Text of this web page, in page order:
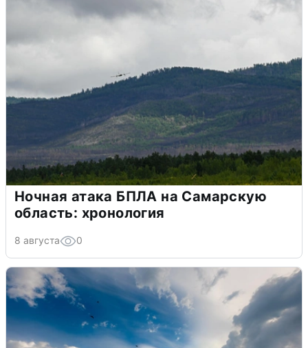
Ночная атака БПЛА на Самарскую
область: хронология
8 августа 0